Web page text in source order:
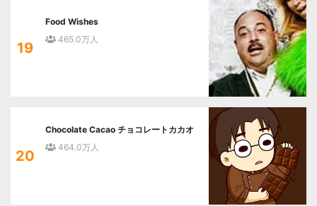
19
Food Wishes
465.0万人
20
Chocolate Cacao チョコレートカカオ
464.0万人